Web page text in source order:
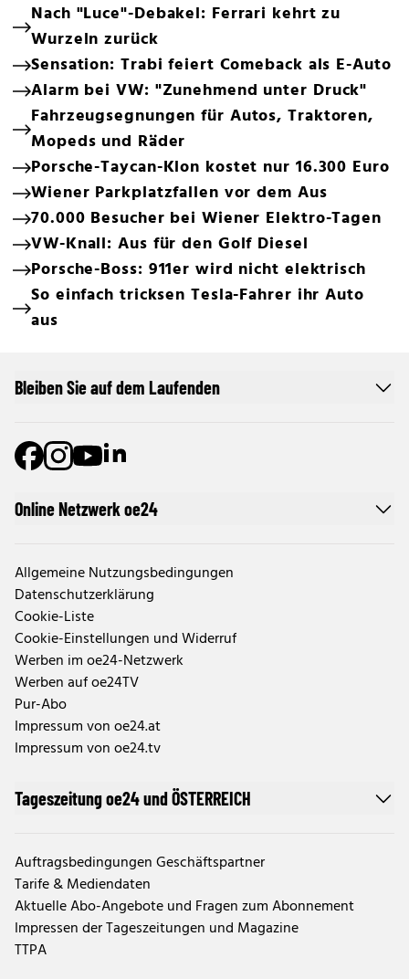
Nach "Luce"-Debakel: Ferrari kehrt zu
Wurzeln zurück
Sensation: Trabi feiert Comeback als E-Auto
Alarm bei VW: "Zunehmend unter Druck"
Fahrzeugsegnungen für Autos, Traktoren,
Mopeds und Räder
Porsche-Taycan-Klon kostet nur 16.300 Euro
Wiener Parkplatzfallen vor dem Aus
70.000 Besucher bei Wiener Elektro-Tagen
VW-Knall: Aus für den Golf Diesel
Porsche-Boss: 911er wird nicht elektrisch
So einfach tricksen Tesla-Fahrer ihr Auto
aus
Online Netzwerk oe24
Allgemeine Nutzungsbedingungen
Datenschutzerklärung
Cookie-Liste
Cookie-Einstellungen und Widerruf
Werben im oe24-Netzwerk
Werben auf oe24TV
Pur-Abo
Impressum von oe24.at
Impressum von oe24.tv
Tageszeitung oe24 und ÖSTERREICH
Auftragsbedingungen Geschäftspartner
Tarife & Mediendaten
Aktuelle Abo-Angebote und Fragen zum Abonnement
Impressen der Tageszeitungen und Magazine
TTPA
Bleiben Sie auf dem Laufenden